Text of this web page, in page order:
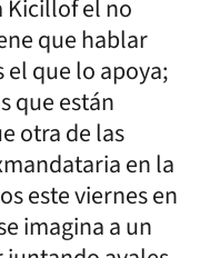
Kicillof el no
que hablar
el que lo apoya;
que están
otra de las
en la
este viernes en
imagina a un